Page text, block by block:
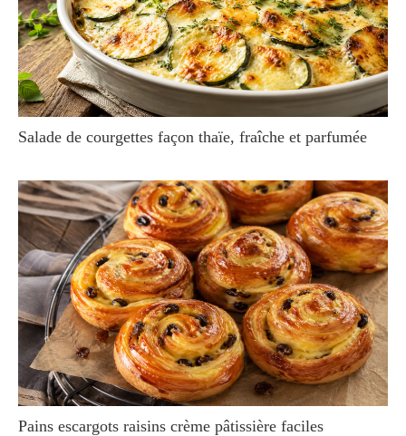
Salade de courgettes façon thaïe, fraîche et parfumée
Pains escargots raisins crème pâtissière faciles